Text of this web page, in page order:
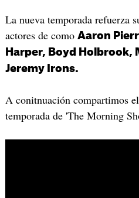
La nueva temporada refuerza
actores de como Aaron
Harper, Boyd Holbrook,
Jeremy Irons.
A conitnuación compartimos
temporada de 'The Morning